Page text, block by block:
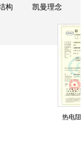
构 凯曼理念
热电阻防爆